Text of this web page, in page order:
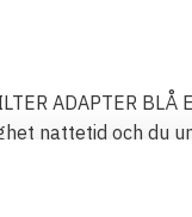
ADAPTER
nattetid och du
bevarar